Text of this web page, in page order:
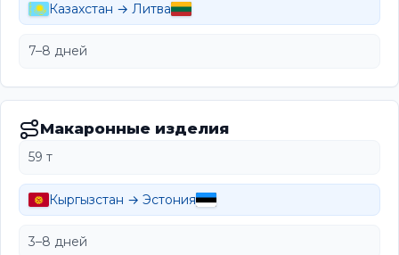
Казахстан → Литва
7–8 дней
Макаронные изделия
59 т
Кыргызстан → Эстония
3–8 дней